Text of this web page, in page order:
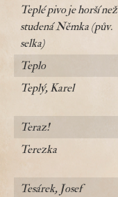
Teplé pivo je horší než
studená Němka (pův.
selka)
Teplo
Teplý, Karel
Teraz!
Terezka
Tesárek, Josef